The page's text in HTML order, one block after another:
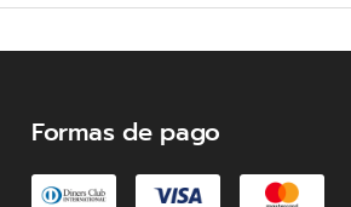
Formas de pago